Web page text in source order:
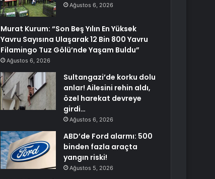
Ağustos 6, 2026
Murat Kurum: “Son Beş Yılın En Yüksek
Yavru Sayısına Ulaşarak 12 Bin 800 Yavru
Filamingo Tuz Gölü’nde Yaşam Buldu”
Ağustos 6, 2026
Sultangazi’de korku dolu
anlar! Ailesini rehin aldı,
özel harekat devreye
girdi…
Ağustos 6, 2026
ABD’de Ford alarmı: 500
binden fazla araçta
yangın riski!
Ağustos 5, 2026